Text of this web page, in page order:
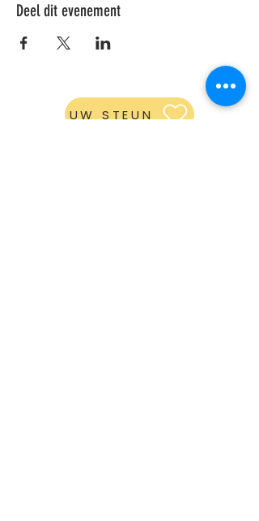
Deel dit evenement
UW STEUN